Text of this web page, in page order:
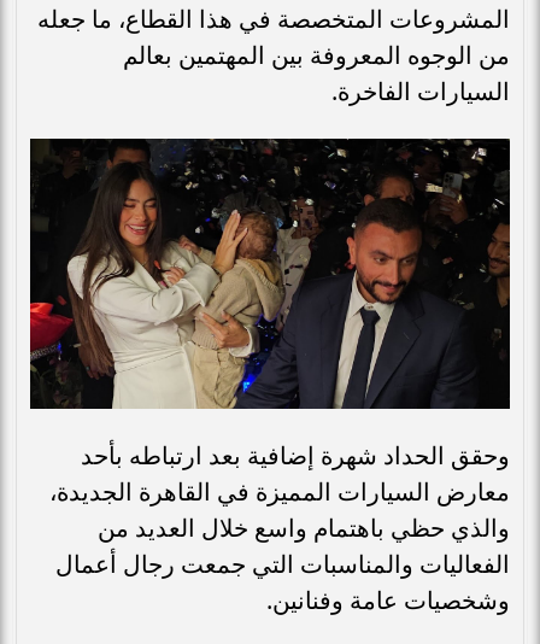
المشروعات المتخصصة في هذا القطاع، ما جعله
من الوجوه المعروفة بين المهتمين بعالم
السيارات الفاخرة.
وحقق الحداد شهرة إضافية بعد ارتباطه بأحد
معارض السيارات المميزة في القاهرة الجديدة،
والذي حظي باهتمام واسع خلال العديد من
الفعاليات والمناسبات التي جمعت رجال أعمال
وشخصيات عامة وفنانين.